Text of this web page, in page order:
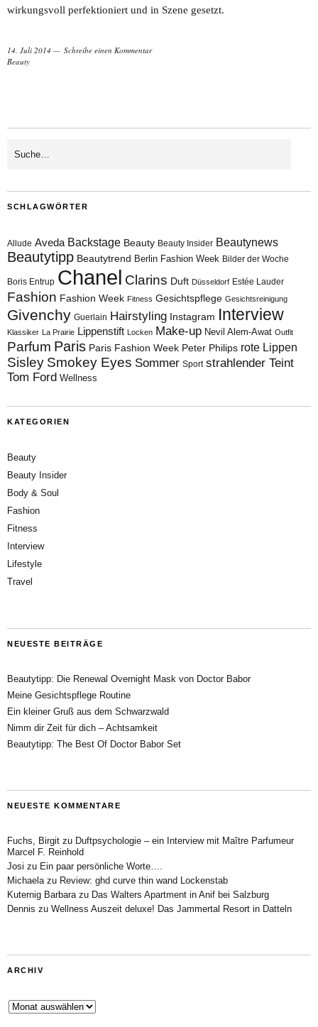
wirkungsvoll perfektioniert und in Szene gesetzt.
14. Juli 2014
Schreibe einen Kommentar
Beauty
SCHLAGWÖRTER
Allude Aveda Backstage Beauty Beauty Insider Beautynews
Beautytipp Beautytrend Berlin Fashion Week Bilder der Woche
Boris Entrup Chanel Clarins Duft Düsseldorf Estée Lauder
Fashion Fashion Week Fitness Gesichtspflege Gesichtsreinigung
Givenchy Guerlain Hairstyling Instagram Interview
Klassiker La Prairie Lippenstift Locken Make-up Nevil Alem-Awat Outfit
Parfum Paris Paris Fashion Week Peter Philips rote Lippen
Sisley Smokey Eyes Sommer Sport strahlender Teint
Tom Ford Wellness
KATEGORIEN
Beauty
Beauty Insider
Body & Soul
Fashion
Fitness
Interview
Lifestyle
Travel
NEUESTE BEITRÄGE
Beautytipp: Die Renewal Overnight Mask von Doctor Babor
Meine Gesichtspflege Routine
Ein kleiner Gruß aus dem Schwarzwald
Nimm dir Zeit für dich – Achtsamkeit
Beautytipp: The Best Of Doctor Babor Set
NEUESTE KOMMENTARE
Fuchs, Birgit zu Duftpsychologie – ein Interview mit Maître Parfumeur
Marcel F. Reinhold
Josi zu Ein paar persönliche Worte….
Michaela zu Review: ghd curve thin wand Lockenstab
Kuternig Barbara zu Das Walters Apartment in Anif bei Salzburg
Dennis zu Wellness Auszeit deluxe! Das Jammertal Resort in Datteln
ARCHIV
Archiv